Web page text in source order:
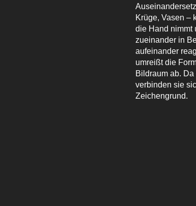
Krüge, Vasen –
die Hand nimmt
zueinander in
aufeinander
umreißt die
Bildraum ab.
verbinden sie
Zeichengrund.